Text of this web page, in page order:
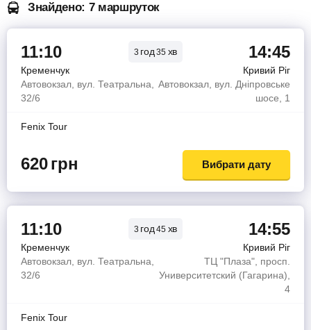
Знайдено: 7 маршруток
11:10 3 год35 хв 14:45
Кременчук
Кривий Ріг
Автовокзал, вул. Театральна,
32/6
Автовокзал, вул. Дніпровське
шосе, 1
Fenix Tour
620грн Вибрати дату
11:10 3 год45 хв 14:55
Кременчук
Кривий Ріг
Автовокзал, вул. Театральна,
32/6
ТЦ "Плаза", просп.
Университетский (Гагарина),
4
Fenix Tour